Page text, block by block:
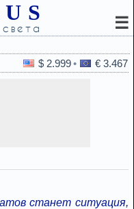
☰
$ 2.999 € 3.467
станет ситуация,